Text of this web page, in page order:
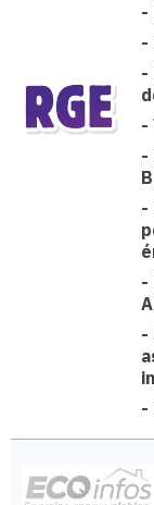
-
-
-
-
-
-
-
-
-